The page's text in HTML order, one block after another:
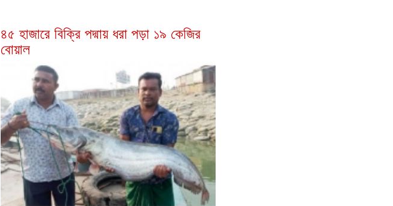
৪৫ হাজারে বিক্রি পদ্মায় ধরা পড়া ১৯ কেজির
বোয়াল